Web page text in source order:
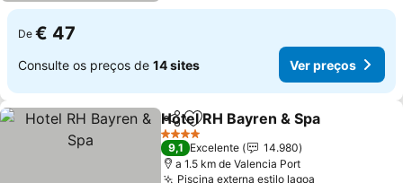
De € 47
Consulte os preços de 14 sites Ver preços
PartilharAdicionar aos favoritos
Hotel RH Bayren & Spa
4 Estrelas
9,1 Excelente
14.980
a 1.5 km de Valencia Port
Piscina externa estilo lagoa